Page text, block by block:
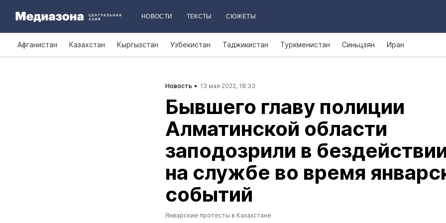
НОВОСТИ ТЕКСТЫ СЮЖЕТЫ
Афганистан Казахстан Кыргызстан Узбекистан Таджикистан Туркменистан Синьцзян Иран
Новость 13 мая 2022, 18:33
Бывшего главу полиции
Алматинской области
заподозрили в
на службе во время
событий
Январские протесты в Казахстане